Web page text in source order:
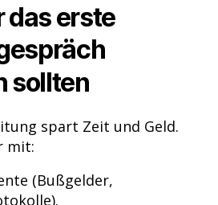
das erste
sollten
spart Zeit und Geld.
mit:
(Bußgelder,